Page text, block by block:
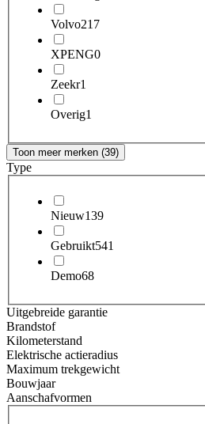
Volvo217
XPENG0
Zeekr1
Overig1
Toon meer merken (39)
Type
Nieuw139
Gebruikt541
Demo68
Uitgebreide garantie
Brandstof
Kilometerstand
Elektrische actieradius
Maximum trekgewicht
Bouwjaar
Aanschafvormen